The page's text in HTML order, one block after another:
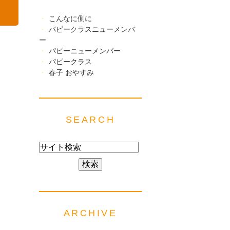
こんなに側に
パピークラスニューメンバ
ー
パピーニューメンバー
パピークラス
春子 おやすみ
SEARCH
ARCHIVE